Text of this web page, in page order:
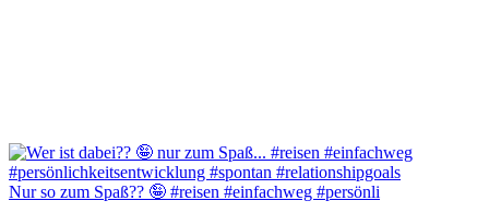
Nur so zum Spaß?? 🤪 #reisen #einfachweg #persönli